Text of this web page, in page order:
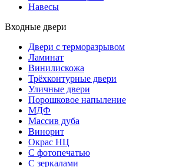
Навесы
Входные двери
Двери с терморазрывом
Ламинат
Винилискожа
Трёхконтурные двери
Уличные двери
Порошковое напыление
МДФ
Массив дуба
Винорит
Окрас НЦ
С фотопечатью
С зеркалами